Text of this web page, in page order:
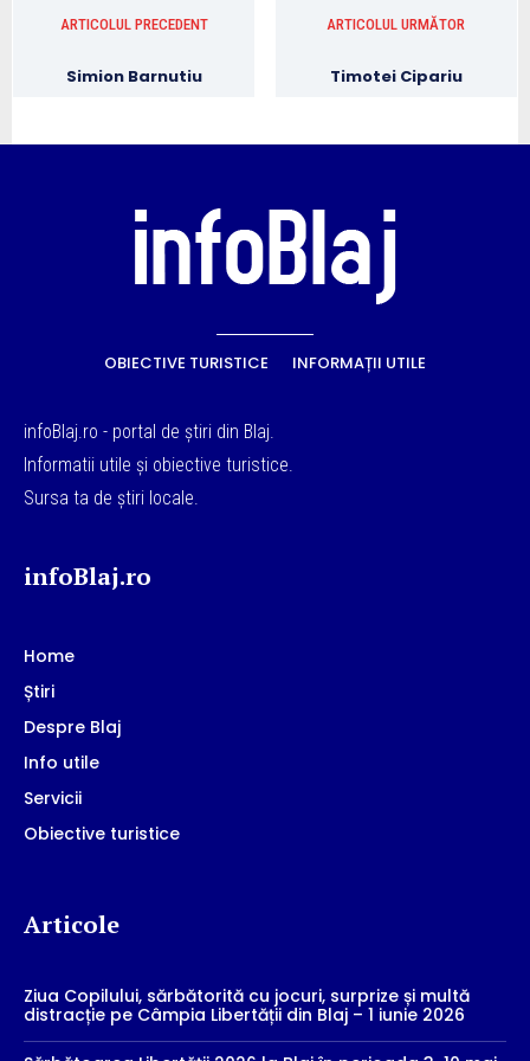
ARTICOLUL PRECEDENT
Simion Barnutiu
ARTICOLUL URMĂTOR
Timotei Cipariu
OBIECTIVE TURISTICE INFORMAȚII UTILE
infoBlaj.ro - portal de știri din Blaj.
Informatii utile și obiective turistice.
Sursa ta de știri locale.
infoBlaj.ro
Home
Știri
Despre Blaj
Info utile
Servicii
Obiective turistice
Articole
Ziua Copilului, sărbătorită cu jocuri, surprize și multă
distracție pe Câmpia Libertății din Blaj – 1 iunie 2026